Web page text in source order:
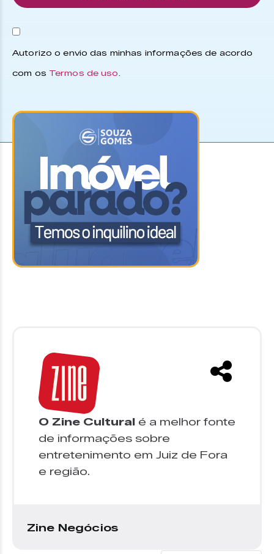
Autorizo o envio das minhas informações de acordo
com os Termos de uso.
O Zine Cultural é a melhor fonte
de informações sobre
entretenimento em Juiz de Fora
e região.
Zine Negócios